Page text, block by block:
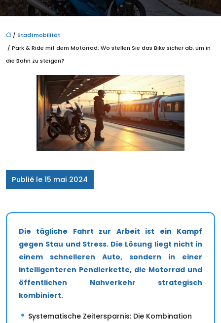
/ Stadtmobilität
/ Park & Ride mit dem Motorrad: Wo stellen Sie das Bike sicher ab, um in
die Bahn zu steigen?
Publié le 15 mai 2024
Die tägliche Fahrt zur Arbeit ist ein Kampf
gegen Stau und Stress. Die Lösung liegt nicht in
einem schnelleren Auto, sondern in einer
intelligenteren Pendlerkette, die Motorrad und
öffentlichen Nahverkehr strategisch
kombiniert.
Systematische Zeitersparnis: Die Kombination